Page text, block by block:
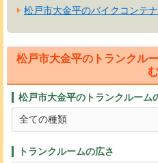
松戸市大金平のバイクコンテ
松戸市大金平のトランクル
む
松戸市大金平のトランクルーム
トランクルームの広さ